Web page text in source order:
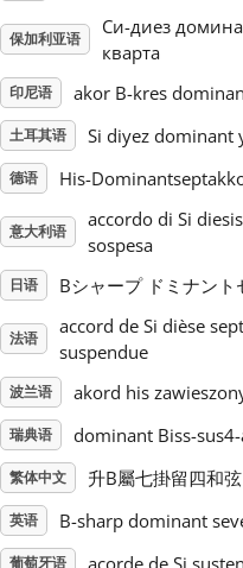
Русский
Українська
繁體中文
保加利亚语
Си-диез
кварта
印尼语 akor B-kres
土耳其语 Si diyez dominant
德语 His-
意大利语
accordo di Si
sospesa
日语 Bシャープ ドミナン
法语
accord de Si dièse
suspendue
波兰语 akord his
瑞典语 dominant Biss-
繁体中文 升B屬七掛留四和弦
英语 B-sharp dominant
葡萄牙语